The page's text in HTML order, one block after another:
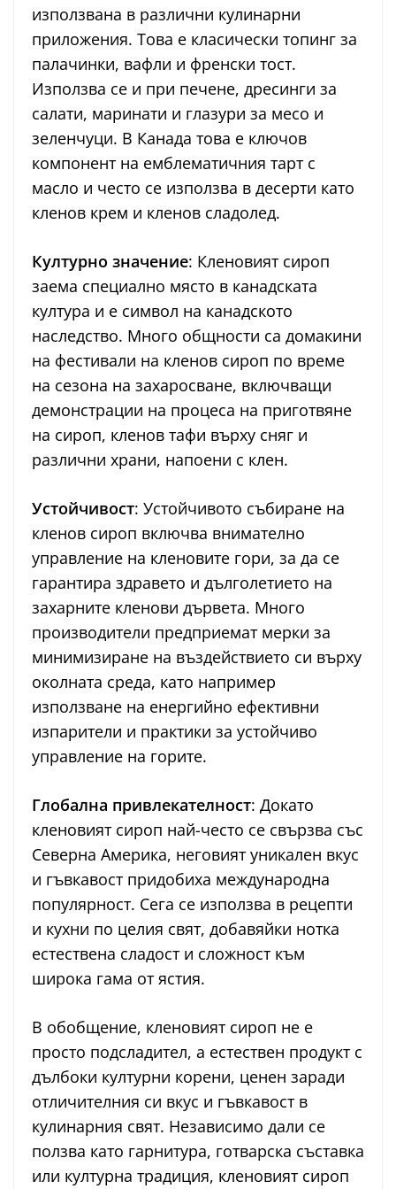
използвана в различни кулинарни
приложения. Това е класически топинг за
палачинки, вафли и френски тост.
Използва се и при печене, дресинги за
салати, маринати и глазури за месо и
зеленчуци. В Канада това е ключов
компонент на емблематичния тарт с
масло и често се използва в десерти като
кленов крем и кленов сладолед.
Културно значение: Кленовият сироп
заема специално място в канадската
култура и е символ на канадското
наследство. Много общности са домакини
на фестивали на кленов сироп по време
на сезона на захаросване, включващи
демонстрации на процеса на приготвяне
на сироп, кленов тафи върху сняг и
различни храни, напоени с клен.
Устойчивост: Устойчивото събиране на
кленов сироп включва внимателно
управление на кленовите гори, за да се
гарантира здравето и дълголетието на
захарните кленови дървета. Много
производители предприемат мерки за
минимизиране на въздействието си върху
околната среда, като например
използване на енергийно ефективни
изпарители и практики за устойчиво
управление на горите.
Глобална привлекателност: Докато
кленовият сироп най-често се свързва със
Северна Америка, неговият уникален вкус
и гъвкавост придобиха международна
популярност. Сега се използва в рецепти
и кухни по целия свят, добавяйки нотка
естествена сладост и сложност към
широка гама от ястия.
В обобщение, кленовият сироп не е
просто подсладител, а естествен продукт с
дълбоки културни корени, ценен заради
отличителния си вкус и гъвкавост в
кулинарния свят. Независимо дали се
ползва като гарнитура, готварска съставка
или културна традиция, кленовият сироп